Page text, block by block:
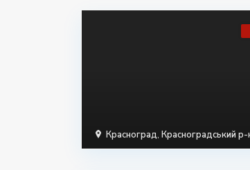
Красноград, Красноградський р-